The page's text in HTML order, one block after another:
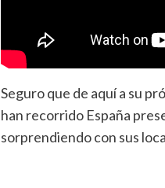
Seguro que de aquí a su
han recorrido España
sorprendiendo con sus